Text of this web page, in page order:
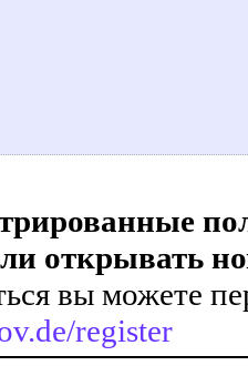
открывать
вы можете
register